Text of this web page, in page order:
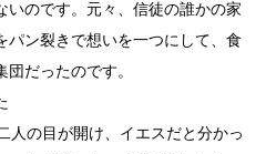
いのです。元々、信徒の誰かの家
パン裂きで想いを一つにして、食
だったのです。
人の目が開け、イエスだと分かっ